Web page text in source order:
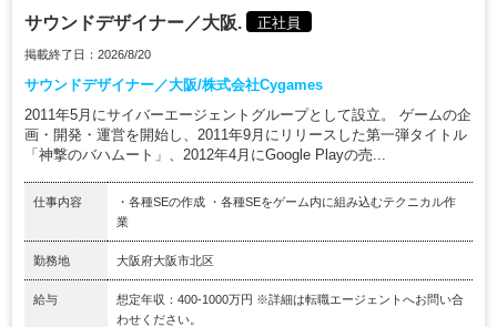
サウンドデザイナー／大阪. 正社員
掲載終了日：2026/8/20
サウンドデザイナー／大阪/株式会社Cygames
2011年5月にサイバーエージェントグループとして設立。 ゲームの企
画・開発・運営を開始し、2011年9月にリリースした第一弾タイトル
「神撃のバハムート」、2012年4月にGoogle Playの売...
仕事内容
・各種SEの作成 ・各種SEをゲーム内に組み込むテクニカル作
業
勤務地 大阪府大阪市北区
給与
想定年収：400-1000万円 ※詳細は転職エージェントへお問い合
わせください。